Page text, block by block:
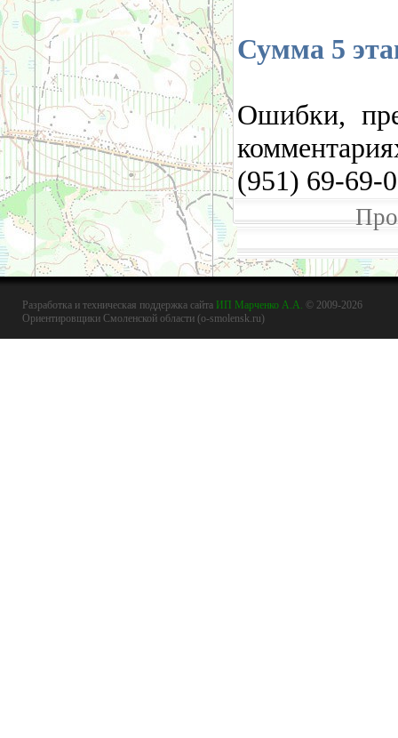
Сумма 5
Ошибки,
(951) 69-69-
Разработка и техническая поддержка сайта ИП Марченко А.А. © 2009-2026
Ориентировщики Смоленской области (o-smolensk.ru)